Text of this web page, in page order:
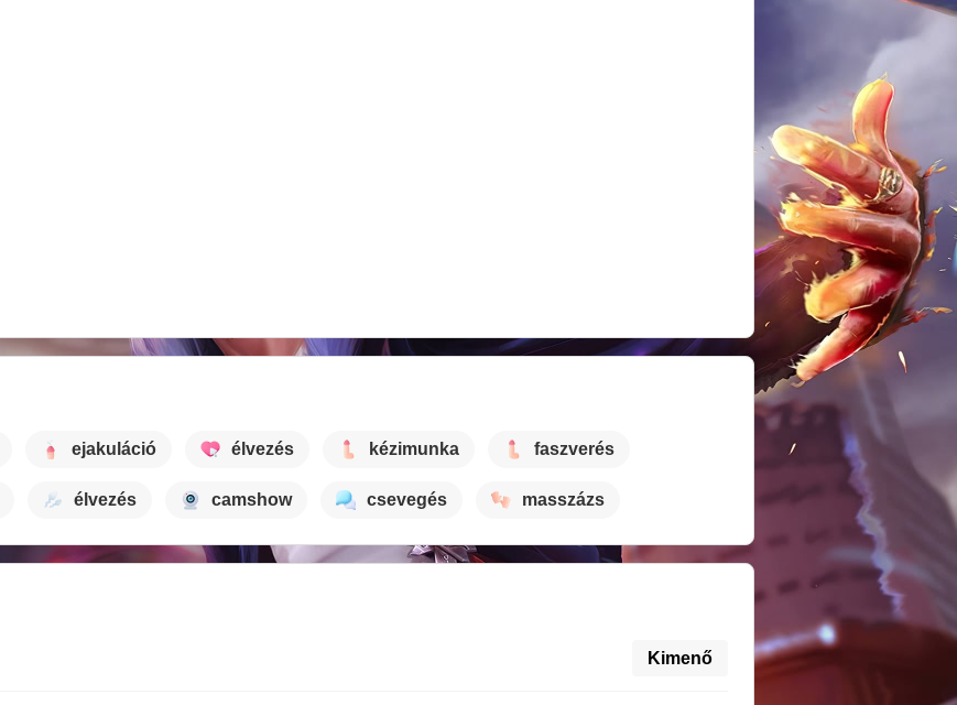
ejakuláció élvezés kézimunka faszverés
élvezés camshow csevegés masszázs
Kimenő